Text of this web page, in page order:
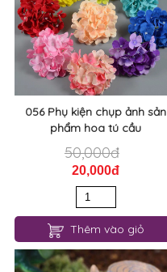
056 Phụ kiện chụp ảnh sản
phẩm hoa tú cầu
50,000đ
20,000đ
Thêm vào giỏ